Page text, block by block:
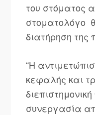
του στόματος
στοματολόγο
διατήρηση της
“Η
κεφαλής και
συνεργασία